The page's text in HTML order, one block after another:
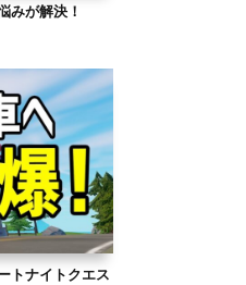
みが解決！
トナイトクエス